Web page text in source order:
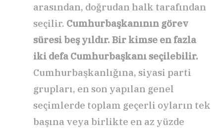
arasından, doğrudan halk tarafından
seçilir. Cumhurbaşkanının görev
süresi beş yıldır. Bir kimse en fazla
iki defa Cumhurbaşkanı seçilebilir.
Cumhurbaşkanlığına, siyasi parti
grupları, en son yapılan genel
seçimlerde toplam geçerli oyların tek
başına veya birlikte en az yüzde